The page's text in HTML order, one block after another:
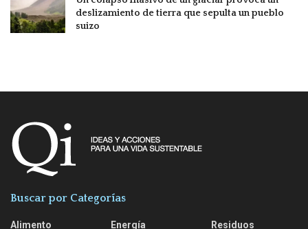
deslizamiento de tierra que sepulta un pueblo
suizo
Buscar por Categorías
Alimento Energía Residuos